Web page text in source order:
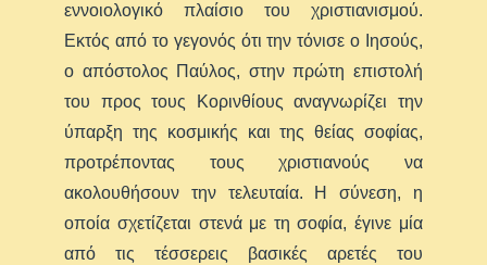
εννοιολογικό πλαίσιο του χριστιανισμού.
Εκτός από το γεγονός ότι την τόνισε ο Ιησούς,
ο απόστολος Παύλος, στην πρώτη επιστολή
του προς τους Κορινθίους αναγνωρίζει την
ύπαρξη της κοσμικής και της θείας σοφίας,
προτρέποντας τους χριστιανούς να
ακολουθήσουν την τελευταία. Η σύνεση, η
οποία σχετίζεται στενά με τη σοφία, έγινε μία
από τις τέσσερεις βασικές αρετές του